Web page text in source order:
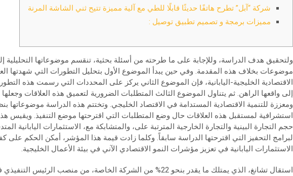
شركة “آبل” تطرح هاتفًا حديثًا قابلًا للطي مع آلية مميزة تتيح ثني الشاشة المرنة
مميزات برمجة و تصميم تطبيق توصيل :
ولتحقيق هدف الدراسة، وللإجابة على ما طرحته من أسئلة بحثية، تنقسم موضوعاتها
موضوعات بخلاف هذه المقدمة. وفي حين يبدأ الموضوع الأول بتحليل التطورات التي شهدتها
الاقتصادية الخليجية-اليابانية، فإن الموضوع الثاني يركز على المحددات التي رسمت هذه
إلى واقعها الراهن. ثم يتناول الموضوع الثالث المتطلبات الضرورية لتعميق هذه العلاقات
ومعززة للتنمية الاقتصادية المستدامة في الاقتصاد الخليجي. وتختتم هذه الدراسة موضوعاتها
استشرافية لمستقبل هذه العلاقات حال وضع المتطلبات التي اقترحتها موضع التنفيذ. ويقيس
حجم التجارة البينية والتجارة الخارجية المترتبة على، والمتشابكة مع، الاستثمارات اليابانية
لبرامج التحفيز التي اقترحتها الدراسة سابقاً. وكلما زادت قيمة هذا المؤشر، أمكن الحكم على
الاستثمارات اليابانية في تعزيز مؤشرات النمو الاقتصادي الآني في بيئة الأعمال الخليجية.
استقال تشانغ، الذي يمتلك ما يقدر بنحو 22% من الشركة الخاصة، من منصب الرئيس